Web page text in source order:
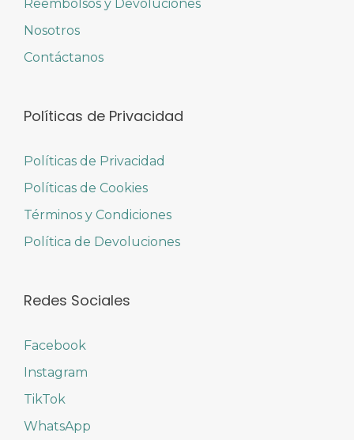
Reembolsos y Devoluciones
Nosotros
Contáctanos
Políticas de Privacidad
Políticas de Privacidad
Políticas de Cookies
Términos y Condiciones
Política de Devoluciones
Redes Sociales
Facebook
Instagram
TikTok
WhatsApp